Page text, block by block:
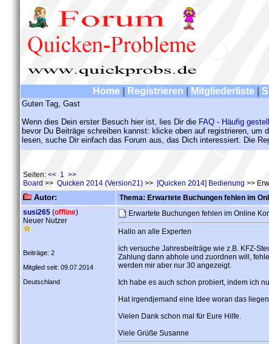
Home Registrieren Mitgliederliste
Guten Tag, Gast
Wenn dies Dein erster Besuch hier ist, lies Dir die FAQ - Häufig
bevor Du Beiträge schreiben kannst: klicke oben auf registrieren, um
lesen, suche Dir einfach das Forum aus, das Dich interessiert. Die
Seiten: << 1 >>
Board >> Quicken 2014 (Version21) >> [Quicken 2014] Bedienung >>
Autor:
Thema: Erwartete Buchungen fehlen im
susi265 (offline)
Neuer Nutzer
Beiträge: 2
Mitglied seit: 09.07.2014
Deutschland
Erwartete Buchungen fehlen im Online
Hallo an alle Experten
ich versuche Jahresbeiträge wie z.B. KFZ-
Zahlung dann abhole und zuordnen will,
werden mir aber nur 30 angezeigt.
Ich habe es auch schon probiert, indem ich
Hat irgendjemand eine Idee woran das
Vielen Dank schon mal für Eure Hilfe.
Viele Grüße Susanne